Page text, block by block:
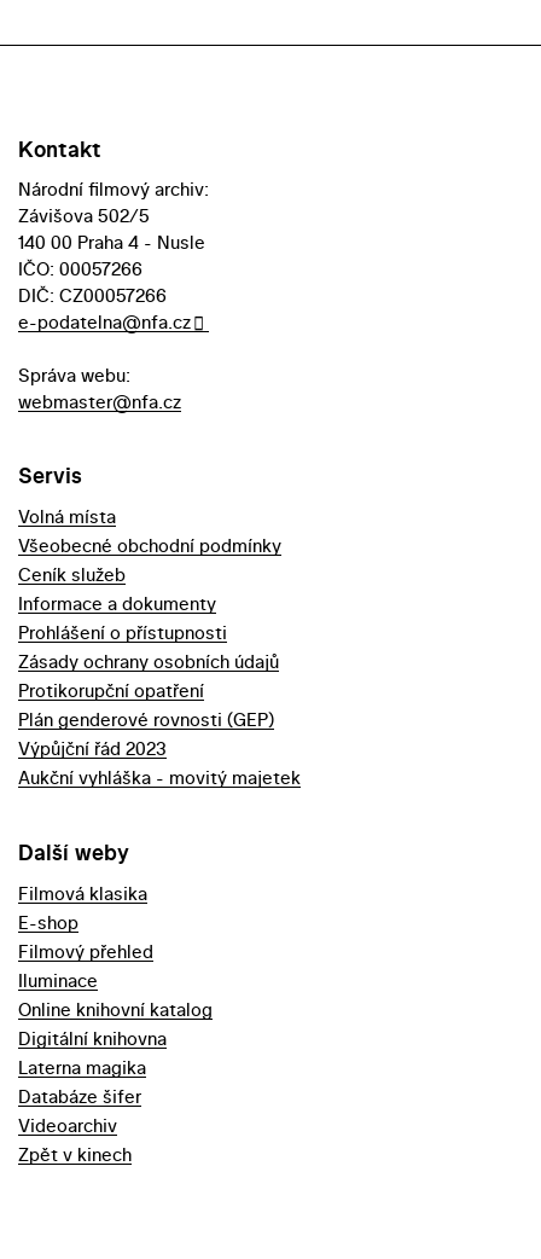
Kontakt
Národní filmový archiv:
Závišova 502/5
140 00 Praha 4 - Nusle
IČO: 00057266
DIČ: CZ00057266
e-podatelna@nfa.cz
Správa webu:
webmaster@nfa.cz
Servis
Volná místa
Všeobecné obchodní podmínky
Ceník služeb
Informace a dokumenty
Prohlášení o přístupnosti
Zásady ochrany osobních údajů
Protikorupční opatření
Plán genderové rovnosti (GEP)
Výpůjční řád 2023
Aukční vyhláška - movitý majetek
Další weby
Filmová klasika
E-shop
Filmový přehled
Iluminace
Online knihovní katalog
Digitální knihovna
Laterna magika
Databáze šifer
Videoarchiv
Zpět v kinech